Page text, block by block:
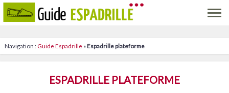
Navigation : Guide Espadrille »Espadrille plateforme
ESPADRILLE PLATEFORME